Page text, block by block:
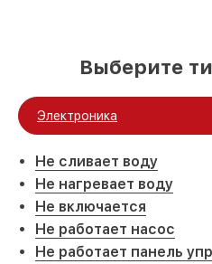
Выберите
Электроника
Не сливает воду
Не нагревает воду
Не включается
Не работает насос
Не работает панель